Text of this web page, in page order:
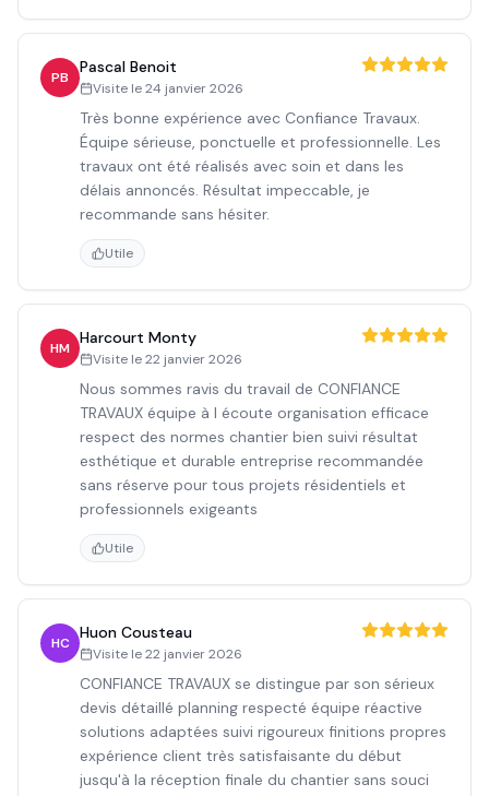
PB
Pascal Benoit
Visite le24 janvier 2026
Très bonne expérience avec Confiance Travaux.
Équipe sérieuse, ponctuelle et professionnelle. Les
travaux ont été réalisés avec soin et dans les
délais annoncés. Résultat impeccable, je
recommande sans hésiter.
Utile
HM
Harcourt Monty
Visite le22 janvier 2026
Nous sommes ravis du travail de CONFIANCE
TRAVAUX équipe à l écoute organisation efficace
respect des normes chantier bien suivi résultat
esthétique et durable entreprise recommandée
sans réserve pour tous projets résidentiels et
professionnels exigeants
Utile
HC
Huon Cousteau
Visite le22 janvier 2026
CONFIANCE TRAVAUX se distingue par son sérieux
devis détaillé planning respecté équipe réactive
solutions adaptées suivi rigoureux finitions propres
expérience client très satisfaisante du début
jusqu'à la réception finale du chantier sans souci